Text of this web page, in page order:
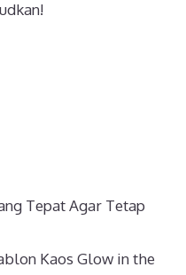
Tepat Agar Tetap
Kaos Glow in the